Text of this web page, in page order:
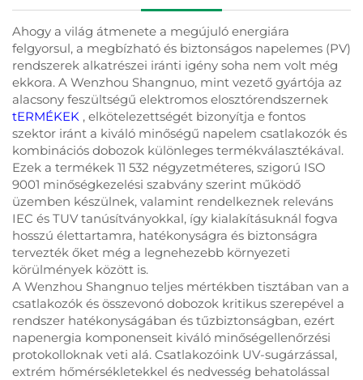
Ahogy a világ átmenete a megújuló energiára
felgyorsul, a megbízható és biztonságos napelemes (PV)
rendszerek alkatrészei iránti igény soha nem volt még
ekkora. A Wenzhou Shangnuo, mint vezető gyártója az
alacsony feszültségű elektromos elosztórendszernek
tERMÉKEK , elkötelezettségét bizonyítja e fontos
szektor iránt a kiváló minőségű napelem csatlakozók és
kombinációs dobozok különleges termékválasztékával.
Ezek a termékek 11 532 négyzetméteres, szigorú ISO
9001 minőségkezelési szabvány szerint működő
üzemben készülnek, valamint rendelkeznek releváns
IEC és TUV tanúsítványokkal, így kialakításuknál fogva
hosszú élettartamra, hatékonyságra és biztonságra
tervezték őket még a legnehezebb környezeti
körülmények között is.
A Wenzhou Shangnuo teljes mértékben tisztában van a
csatlakozók és összevonó dobozok kritikus szerepével a
rendszer hatékonyságában és tűzbiztonságban, ezért
napenergia komponenseit kiváló minőségellenőrzési
protokolloknak veti alá. Csatlakozóink UV-sugárzással,
extrém hőmérsékletekkel és nedvesség behatolással